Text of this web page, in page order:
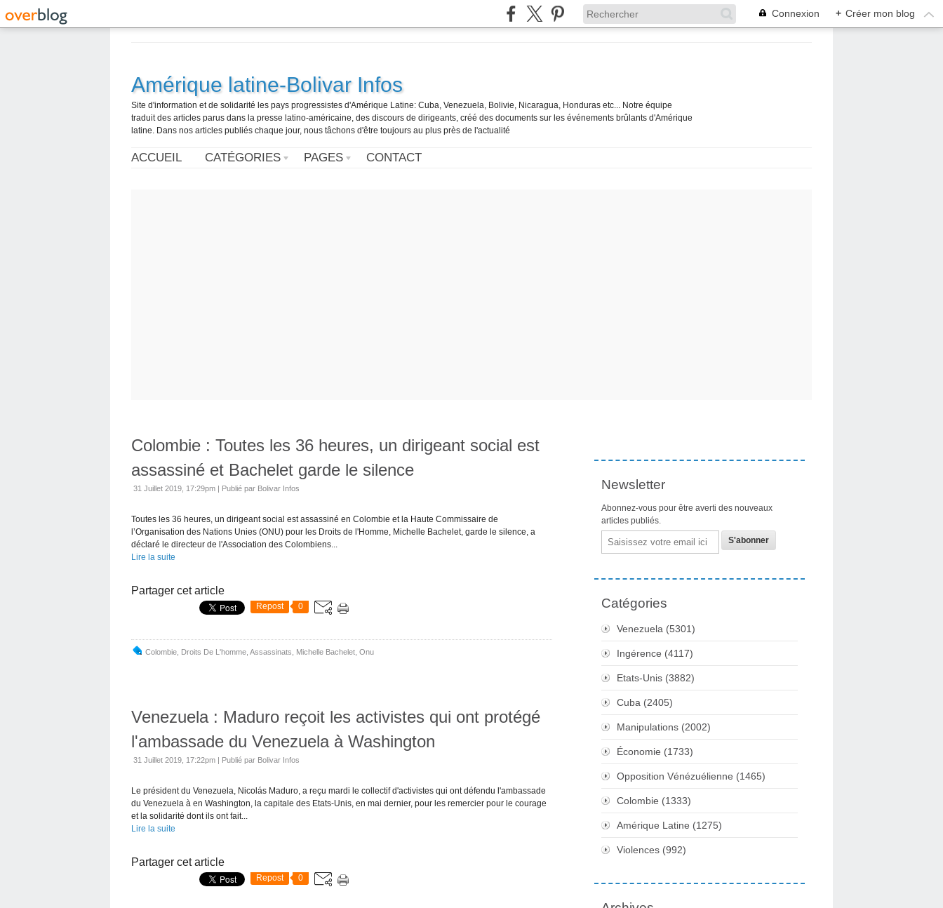
Connexion + Créer mon blog
Amérique latine-Bolivar Infos
Site d'information et de solidarité les pays progressistes d'Amérique Latine: Cuba, Venezuela, Bolivie, Nicaragua, Honduras etc... Notre équipe
traduit des articles parus dans la presse latino-américaine, des discours de dirigeants, créé des documents sur les événements brûlants d'Amérique
latine. Dans nos articles publiés chaque jour, nous tâchons d'être toujours au plus près de l'actualité
ACCUEIL CATÉGORIES PAGES CONTACT
Colombie : Toutes les 36 heures, un dirigeant social est
assassiné et Bachelet garde le silence
31 Juillet 2019, 17:29pm | Publié par Bolivar Infos
Toutes les 36 heures, un dirigeant social est assassiné en Colombie et la Haute Commissaire de
l’Organisation des Nations Unies (ONU) pour les Droits de l'Homme, Michelle Bachelet, garde le silence, a
déclaré le directeur de l'Association des Colombiens...
Lire la suite
Partager cet article
Repost 0
Colombie Droits De L'homme Assassinats Michelle Bachelet Onu
Venezuela : Maduro reçoit les activistes qui ont protégé
l'ambassade du Venezuela à Washington
31 Juillet 2019, 17:22pm | Publié par Bolivar Infos
Le président du Venezuela, Nicolás Maduro, a reçu mardi le collectif d'activistes qui ont défendu l'ambassade
du Venezuela à en Washington, la capitale des Etats-Unis, en mai dernier, pour les remercier pour le courage
et la solidarité dont ils ont fait...
Lire la suite
Partager cet article
Repost 0
Newsletter
Abonnez-vous pour être averti des nouveaux
articles publiés.
Email
Catégories
Venezuela (5301)
Ingérence (4117)
Etats-Unis (3882)
Cuba (2405)
Manipulations (2002)
Économie (1733)
Opposition Vénézuélienne (1465)
Colombie (1333)
Amérique Latine (1275)
Violences (992)